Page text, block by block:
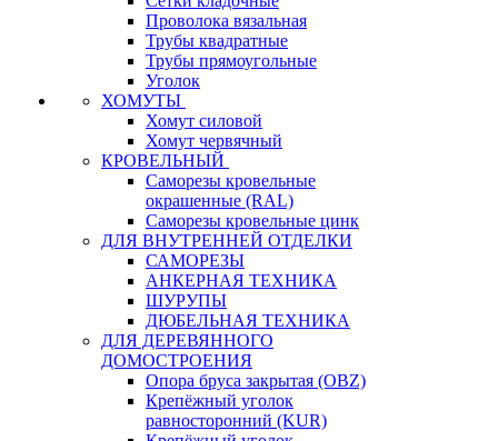
Проволока вязальная
Трубы квадратные
Трубы прямоугольные
Уголок
ХОМУТЫ
Хомут силовой
Хомут червячный
КРОВЕЛЬНЫЙ
Саморезы кровельные
окрашенные (RAL)
Саморезы кровельные цинк
ДЛЯ ВНУТРЕННЕЙ ОТДЕЛКИ
САМОРЕЗЫ
АНКЕРНАЯ ТЕХНИКА
ШУРУПЫ
ДЮБЕЛЬНАЯ ТЕХНИКА
ДЛЯ ДЕРЕВЯННОГО
ДОМОСТРОЕНИЯ
Опора бруса закрытая (OBZ)
Крепёжный уголок
равносторонний (KUR)